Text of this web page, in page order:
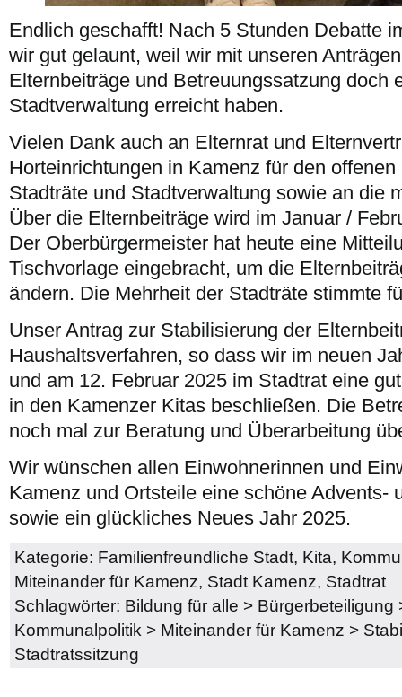
Endlich geschafft! Nach 5 Stunden Debatte
wir gut gelaunt, weil wir mit unseren
Elternbeiträge und Betreuungssatzung doch
Stadtverwaltung erreicht haben.
Vielen Dank auch an Elternrat und
Horteinrichtungen in Kamenz für den
Stadträte und Stadtverwaltung sowie an die
Über die Elternbeiträge wird im Januar /
Der Oberbürgermeister hat heute eine
Tischvorlage eingebracht, um die
ändern. Die Mehrheit der Stadträte stimmte
Unser Antrag zur Stabilisierung der
Haushaltsverfahren, so dass wir im neuen
und am 12. Februar 2025 im Stadtrat eine
in den Kamenzer Kitas beschließen. Die
noch mal zur Beratung und Überarbeitung
Wir wünschen allen Einwohnerinnen und
Kamenz und Ortsteile eine schöne Advents-
sowie ein glückliches Neues Jahr 2025.
Kategorie: Familienfreundliche Stadt, Kita,
Miteinander für Kamenz, Stadt Kamenz, Stadtrat
Schlagwörter: Bildung für alle > Bürgerbeteiligung
Kommunalpolitik > Miteinander für Kamenz >
Stadtratssitzung